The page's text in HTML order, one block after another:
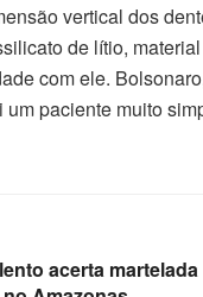
vertical dos
de lítio,
com ele.
paciente muito
acerta